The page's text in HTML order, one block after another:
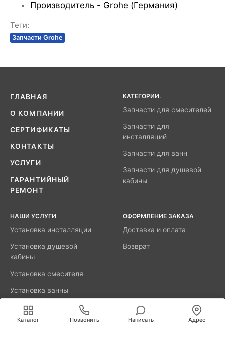
Производитель - Grohe (Германия)
Теги:
Запчасти Grohe
ГЛАВНАЯ
О КОМПАНИИ
СЕРТИФИКАТЫ
КОНТАКТЫ
УСЛУГИ
ГАРАНТИЙНЫЙ
РЕМОНТ
КАТЕГОРИИ.
Запчасти для смесителей
Запчасти для
инсталляций
Запчасти для ванн
Запчасти для душевой
кабины
НАШИ УСЛУГИ
Установка инсталляции
Установка душевой
кабины
Установка смесителя
Установка ванны
акриловой
ОФОРМЛЕНИЕ ЗАКАЗА
Доставка и оплата
Возврат
Каталог Позвонить Написать Адрес
Мы используем cookies для быстрой и удобной
работы сайта. Продолжая пользоваться сайтом, вы
принимаете условияобработки персональных данных.